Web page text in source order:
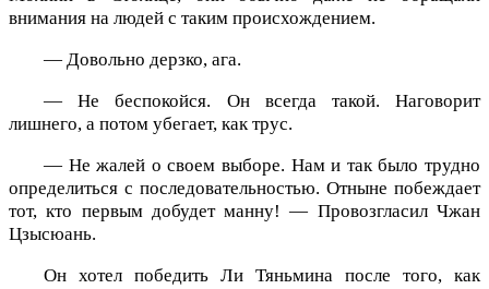
внимания на людей с таким происхождением.
— Довольно дерзко, ага.
— Не беспокойся. Он всегда такой. Наговорит
лишнего, а потом убегает, как трус.
— Не жалей о своем выборе. Нам и так было трудно
определиться с последовательностью. Отныне побеждает
тот, кто первым добудет манну! — Провозгласил Чжан
Цзысюань.
Он хотел победить Ли Тяньмина после того, как